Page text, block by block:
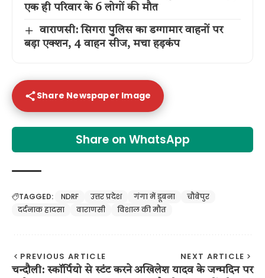
एक ही परिवार के 6 लोगों की मौत
वाराणसी: सिगरा पुलिस का डग्गामार वाहनों पर
बड़ा एक्शन, 4 वाहन सीज, मचा हड़कंप
Share Newspaper Image
Share on WhatsApp
TAGGED: NDRF उत्तर प्रदेश गंगा में डूबना
चौबेपुर
दर्दनाक हादसा
वाराणसी विशाल की मौत
PREVIOUS ARTICLE
चन्दौली: स्कॉर्पियो से स्टंट करने
NEXT ARTICLE
अखिलेश यादव के जन्मदिन पर